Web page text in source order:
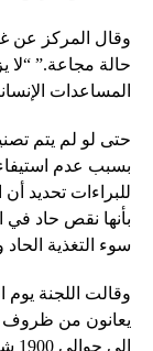
وقال المركز عن
حالة مجاعة.”
المساعدات
حتى لو لم يتم
بسبب عدم
للبراءات تحديد
بأنها نقص حاد في
سوء التغذية الحاد
يعانون من ظروف